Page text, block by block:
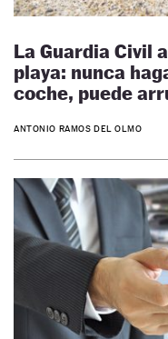
La Guardia Civil
playa: nunca
coche, puede
ANTONIO RAMOS DEL OLMO